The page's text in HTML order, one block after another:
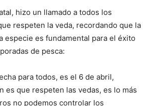
hizo un llamado a todos los
respeten la veda, recordando que la
especie es fundamental para el éxito
de pesca:
para todos, es el 6 de abril,
es que respeten las vedas, es lo más
no podemos controlar los